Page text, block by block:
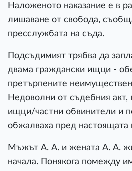
Наложеното наказание е в
лишаване от свобода,
пресслужбата на съда.
Подсъдимият трябва да
двама граждански ищци -
претърпените
Недоволни от съдебния акт,
ищци/частни обвинители и
обжалваха пред настоящата
Мъжът А. А. и жената А. А.
начала. Понякога помежду